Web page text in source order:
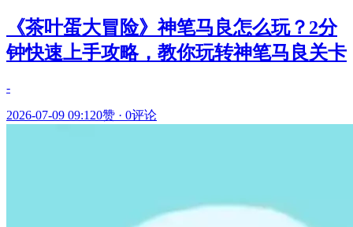
《茶叶蛋大冒险》神笔马良怎么玩？2分
钟快速上手攻略，教你玩转神笔马良关卡
-
2026-07-09 09:120赞 · 0评论